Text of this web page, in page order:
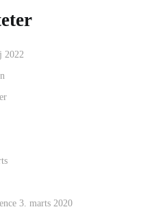
2022
3. marts 2020